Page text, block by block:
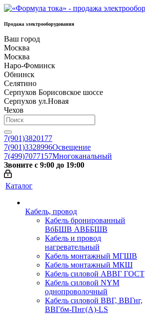
Продажа электрооборудования
Ваш город
Москва
Москва
Наро-Фоминск
Обнинск
Селятино
Серпухов Борисовское шоссе
Серпухов ул.Новая
Чехов
7(901)3820177
7(901)3328996Освещение
7(499)7077157Многоканальный
Звоните с 9:00 до 19:00
Каталог
Кабель, провод
Кабель бронированный
ВбБШВ АВББШВ
Кабель и провод
нагревательный
Кабель монтажный МГШВ
Кабель монтажный МКШ
Кабель силовой АВВГ ГОСТ
Кабель силовой NYM
однопроволочный
Кабель силовой ВВГ, ВВГнг,
ВВГбм-Пнг(А)-LS